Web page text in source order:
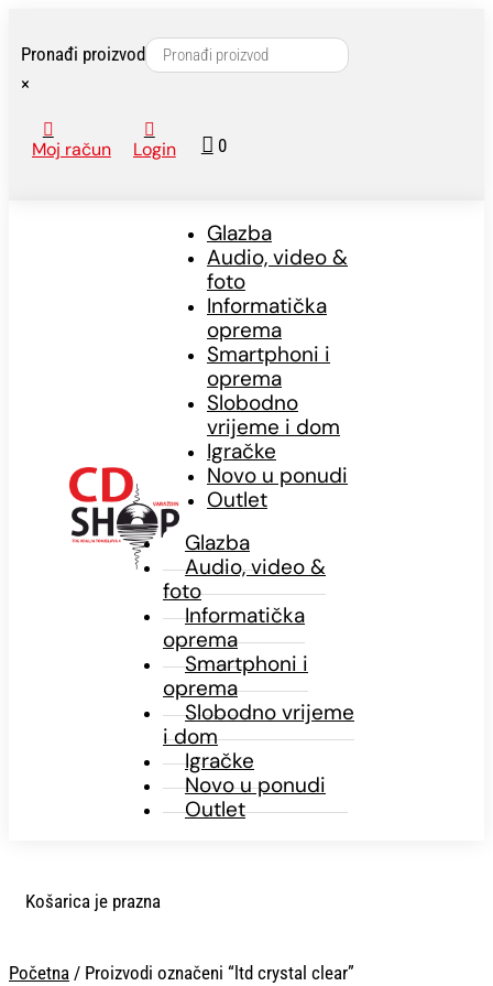
Pronađi proizvod
×

Moj račun

Login  0
Glazba
Audio, video &
foto
Informatička
oprema
Smartphoni i
oprema
Slobodno
vrijeme i dom
Igračke
Novo u ponudi
Outlet
Glazba
Audio, video &
foto
Informatička
oprema
Smartphoni i
oprema
Slobodno vrijeme
i dom
Igračke
Novo u ponudi
Outlet
Košarica je prazna
Početna / Proizvodi označeni “ltd crystal clear”